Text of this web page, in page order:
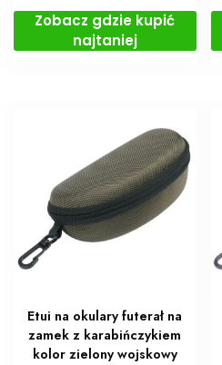
Zobacz gdzie kupić
najtaniej
Etui na okulary futerał na
zamek z karabińczykiem
kolor zielony wojskowy